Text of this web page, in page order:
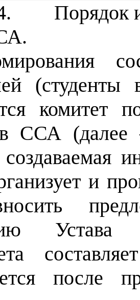
Порядок
комитет
ССА (далее
и
после